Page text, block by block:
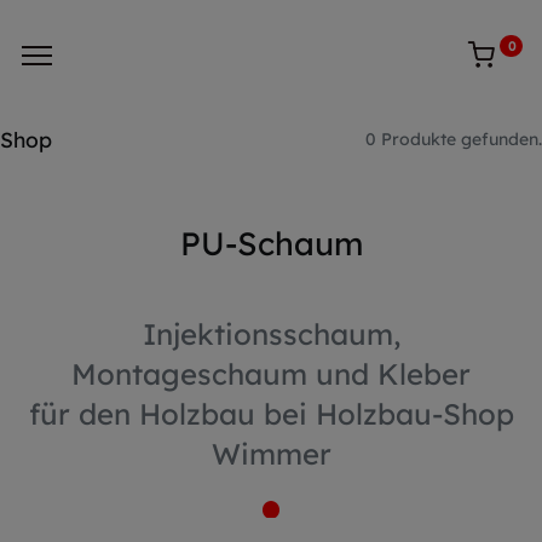
0
Shop 0 Produkte gefunden.
PU-Schaum
Injektionsschaum,
Montageschaum und Kleber
für den Holzbau bei Holzbau-Shop
Wimmer